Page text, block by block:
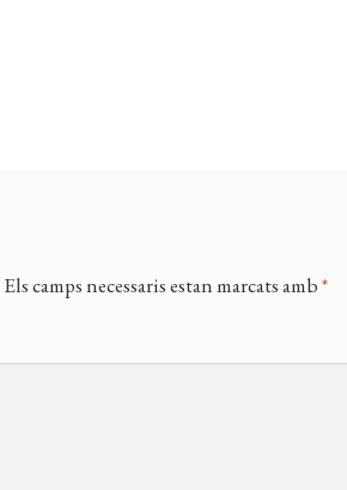
Els camps necessaris estan marcats amb*